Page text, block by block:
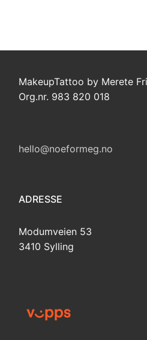
MakeupTattoo by Merete
Org.nr. 983 820 018
hello@noeformeg.no
ADRESSE
Modumveien 53
3410 Sylling